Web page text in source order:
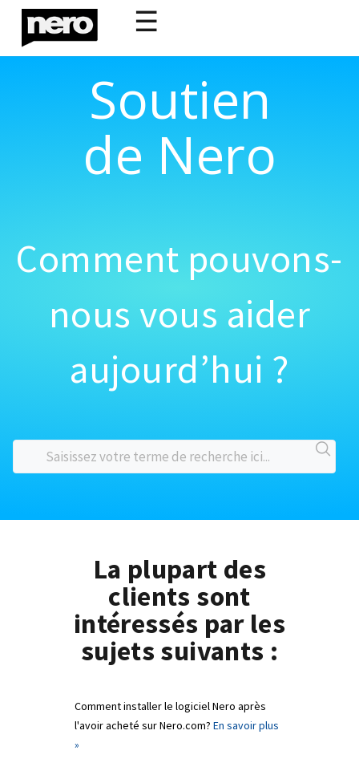
☰
Soutien
de Nero
Comment pouvons-
nous vous aider
aujourd’hui ?
La plupart des
clients sont
intéressés par les
sujets suivants :
Comment installer le logiciel Nero après
l'avoir acheté sur Nero.com? En savoir plus
»